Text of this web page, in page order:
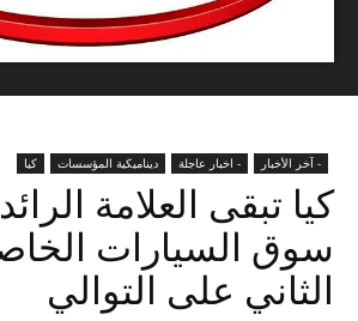
- آخر الأخبار - اخبار عاجلة ديناميكية المؤسسات كيا
كيا تبقى العلامة
سوق السيارات
الثاني على التوالي